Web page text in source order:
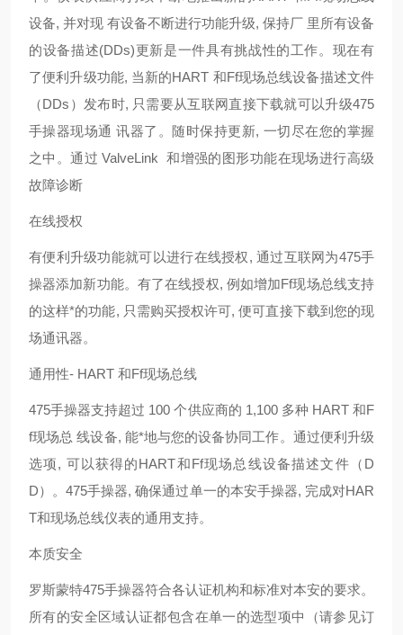
设备, 并对现 有设备不断进行功能升级, 保持厂 里所有设备
的设备描述(DDs)更新是一件具有挑战性的工作。现在有
了便利升级功能, 当新的HART 和Ff现场总线设备描述文件
（DDs）发布时, 只需要从互联网直接下载就可以升级475
手操器现场通 讯器了。随时保持更新, 一切尽在您的掌握
之中。通过 ValveLink 和增强的图形功能在现场进行高级
故障诊断
在线授权
有便利升级功能就可以进行在线授权, 通过互联网为475手
操器添加新功能。有了在线授权, 例如增加Ff现场总线支持
的这样*的功能, 只需购买授权许可, 便可直接下载到您的现
场通讯器。
通用性- HART 和Ff现场总线
475手操器支持超过 100 个供应商的 1,100 多种 HART 和F
f现场总 线设备, 能*地与您的设备协同工作。通过便利升级
选项, 可以获得的HART和Ff现场总线设备描述文件（D
D）。475手操器, 确保通过单一的本安手操器, 完成对HAR
T和现场总线仪表的通用支持。
本质安全
罗斯蒙特475手操器符合各认证机构和标准对本安的要求。
所有的安全区域认证都包含在单一的选型项中（请参见订